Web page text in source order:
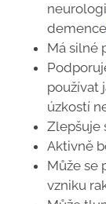
Má silné
používat
úzkostí
Zlepšuje
Aktivně
Může se
vzniku